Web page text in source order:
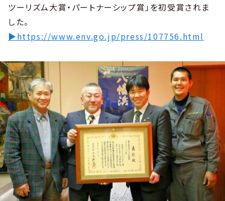
ツーリズム大賞・パートナーシップ賞」を初受賞されま
した。
▶︎https://www.env.go.jp/press/107756.html